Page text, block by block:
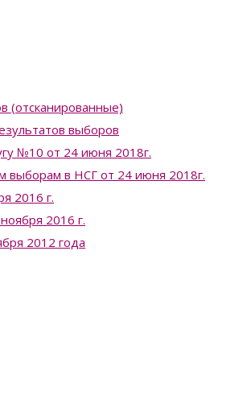
(отсканированные)
выборов
№10 от 24 июня 2018г.
выборам в НСГ от 24 июня 2018г.
2016 г.
2016 г.
2012 года